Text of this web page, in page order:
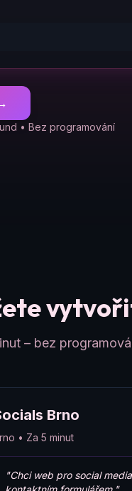
• Bez programování
– bez
Brno
• Za 5 minut
"Chci web pro social